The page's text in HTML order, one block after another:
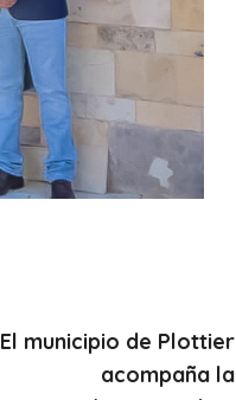
El municipio de Plottier
acompaña la